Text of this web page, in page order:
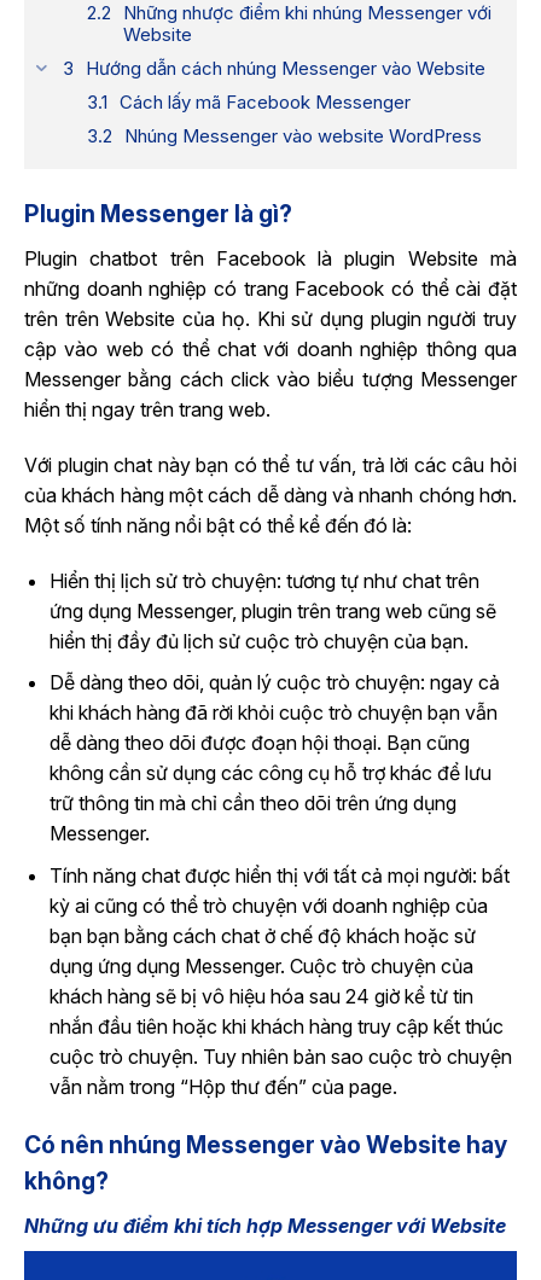
Những nhược điểm khi nhúng Messenger với
Website
Hướng dẫn cách nhúng Messenger vào Website
Cách lấy mã Facebook Messenger
Nhúng Messenger vào website WordPress
Plugin Messenger là gì?
Plugin chatbot trên Facebook là plugin Website mà
những doanh nghiệp có trang Facebook có thể cài đặt
trên trên Website của họ. Khi sử dụng plugin người truy
cập vào web có thể chat với doanh nghiệp thông qua
Messenger bằng cách click vào biểu tượng Messenger
hiển thị ngay trên trang web.
Với plugin chat này bạn có thể tư vấn, trả lời các câu hỏi
của khách hàng một cách dễ dàng và nhanh chóng hơn.
Một số tính năng nổi bật có thể kể đến đó là:
Hiển thị lịch sử trò chuyện: tương tự như chat trên
ứng dụng Messenger, plugin trên trang web cũng sẽ
hiển thị đầy đủ lịch sử cuộc trò chuyện của bạn.
Dễ dàng theo dõi, quản lý cuộc trò chuyện: ngay cả
khi khách hàng đã rời khỏi cuộc trò chuyện bạn vẫn
dễ dàng theo dõi được đoạn hội thoại. Bạn cũng
không cần sử dụng các công cụ hỗ trợ khác để lưu
trữ thông tin mà chỉ cần theo dõi trên ứng dụng
Messenger.
Tính năng chat được hiển thị với tất cả mọi người: bất
kỳ ai cũng có thể trò chuyện với doanh nghiệp của
bạn bạn bằng cách chat ở chế độ khách hoặc sử
dụng ứng dụng Messenger. Cuộc trò chuyện của
khách hàng sẽ bị vô hiệu hóa sau 24 giờ kể từ tin
nhắn đầu tiên hoặc khi khách hàng truy cập kết thúc
cuộc trò chuyện. Tuy nhiên bản sao cuộc trò chuyện
vẫn nằm trong “Hộp thư đến” của page.
Có nên nhúng Messenger vào Website hay
không?
Những ưu điểm khi tích hợp Messenger với Website